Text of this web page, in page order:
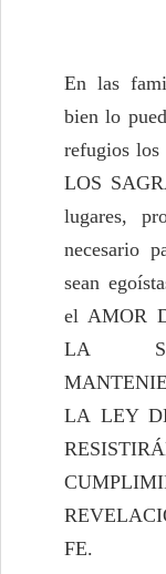
En las
bien lo
refugios los
LOS
lugares,
necesario
sean
el AMOR
LA
LA LEY
FE.